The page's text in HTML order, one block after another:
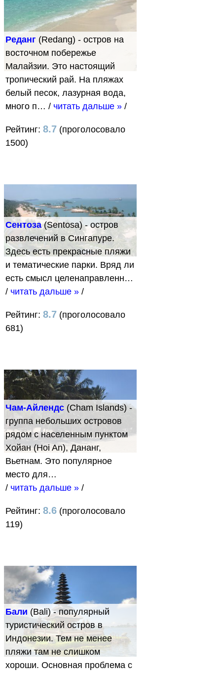
Реданг (Redang) - остров на
восточном побережье
Малайзии. Это настоящий
тропический рай. На пляжах
белый песок, лазурная вода,
много п… / читать дальше » /
Рейтинг: 8.7 (проголосовало
1500)
Сентоза(Sentosa) - остров
развлечений в Сингапуре.
Здесь есть прекрасные пляжи
и тематические парки. Вряд ли
есть смысл целенаправленн…
/ читать дальше » /
Рейтинг: 8.7 (проголосовало
681)
Чам-Айлендс (Cham Islands) -
группа небольших островов
рядом с населенным пунктом
Хойан (Hoi An), Дананг,
Вьетнам. Это популярное
место для…
/ читать дальше » /
Рейтинг: 8.6 (проголосовало
119)
Бали (Bali) - популярный
туристический остров в
Индонезии. Тем не менее
пляжи там не слишком
хороши. Основная проблема с